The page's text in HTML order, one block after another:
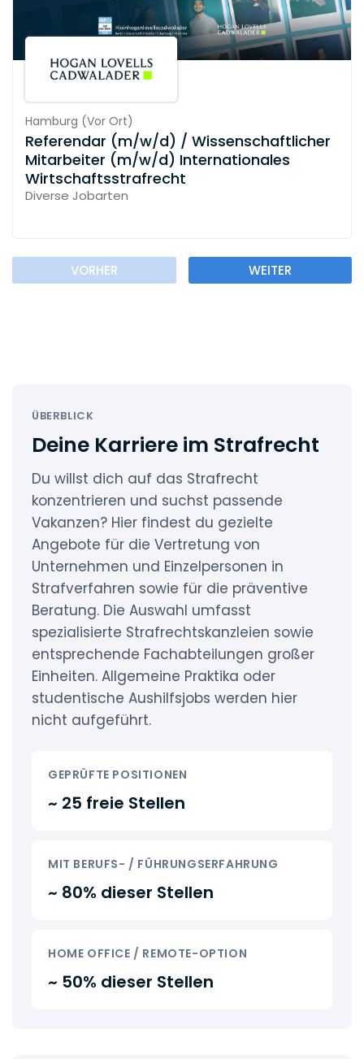
Hamburg (Vor Ort)
Referendar (m/w/d) / Wissenschaftlicher
Mitarbeiter (m/w/d) Internationales
Wirtschaftsstrafrecht
Diverse Jobarten
VORHER WEITER
ÜBERBLICK
Deine Karriere im Strafrecht
Du willst dich auf das Strafrecht
konzentrieren und suchst passende
Vakanzen? Hier findest du gezielte
Angebote für die Vertretung von
Unternehmen und Einzelpersonen in
Strafverfahren sowie für die präventive
Beratung. Die Auswahl umfasst
spezialisierte Strafrechtskanzleien sowie
entsprechende Fachabteilungen großer
Einheiten. Allgemeine Praktika oder
studentische Aushilfsjobs werden hier
nicht aufgeführt.
GEPRÜFTE POSITIONEN
~ 25 freie Stellen
MIT BERUFS- / FÜHRUNGSERFAHRUNG
~ 80% dieser Stellen
HOME OFFICE / REMOTE-OPTION
~ 50% dieser Stellen